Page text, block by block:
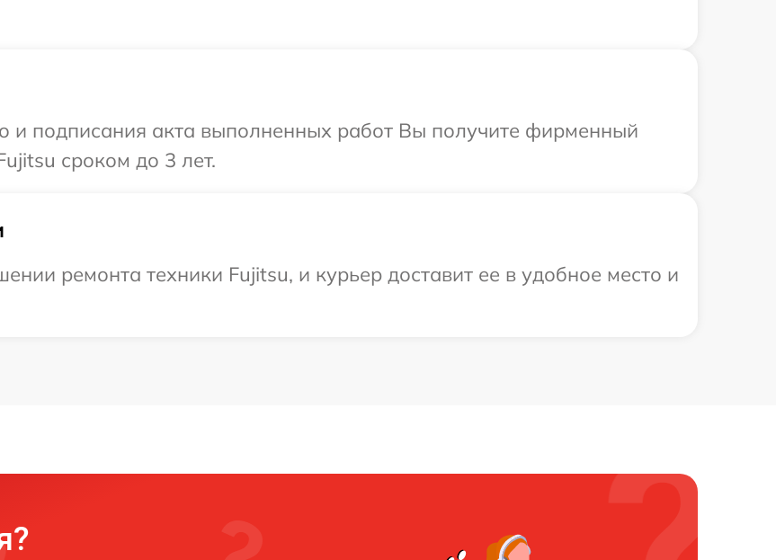
и подписания акта выполненных работ Вы получите фирменный
сроком до 3 лет.
ремонта техники Fujitsu, и курьер доставит ее в удобное место и